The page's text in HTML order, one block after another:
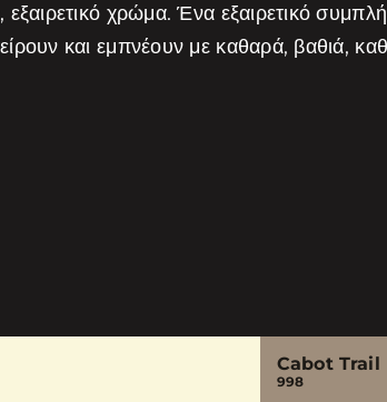
εξαιρετικό χρώμα. Ένα εξαιρετικό
και εμπνέουν με καθαρά, βαθιά,
Cabot Trail
998